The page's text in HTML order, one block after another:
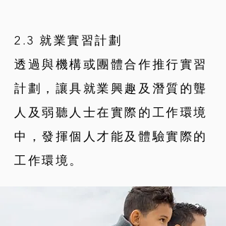
2.3 就業實習計劃
透過與機構或團體合作推行實習
計劃，讓具就業興趣及潛質的聾
人及弱聽人士在實際的工作環境
中，發揮個人才能及體驗實際的
工作環境。